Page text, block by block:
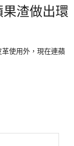
果渣做出環
使用外，現在連蘋